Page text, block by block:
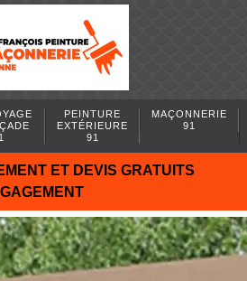
PEINTURE
EXTÉRIEURE
91
MAÇONNERIE
91
ET DEVIS GRATUITS